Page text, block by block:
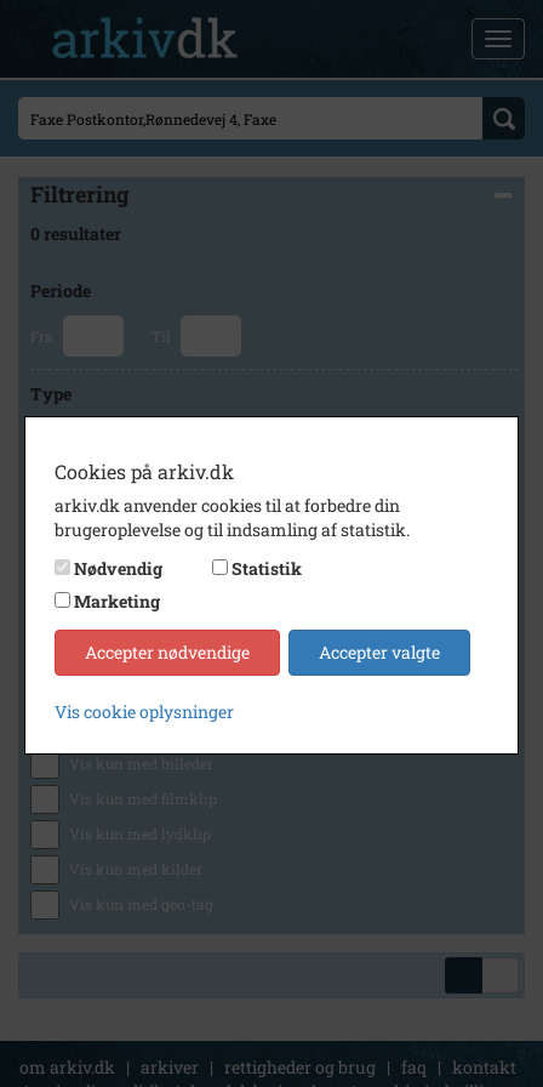
Filtrering
0 resultater
Periode
Fra Til
Type
Arkiv
Faxe Kommunes Arkiver
Generelt
Vis kun med billeder
Vis kun med filmklip
Vis kun med lydklip
Vis kun med kilder
Vis kun med geo-tag
om arkiv.dk | arkiver | rettigheder og brug | faq | kontakt
Cookies på arkiv.dk
arkiv.dk anvender cookies til at forbedre din
brugeroplevelse og til indsamling af statistik.
Nødvendig
Statistik
Marketing
Accepter nødvendige Accepter valgte
Vis cookie oplysninger